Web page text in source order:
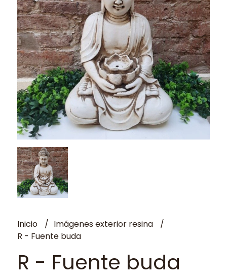
Inicio
Imágenes exterior resina
R - Fuente buda
R - Fuente buda